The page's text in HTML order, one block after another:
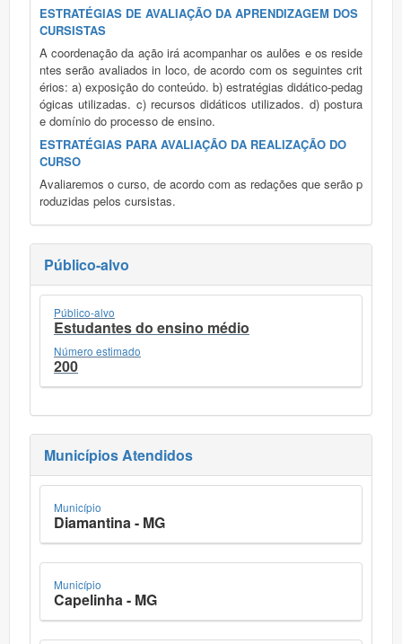
ESTRATÉGIAS DE AVALIAÇÃO DA APRENDIZAGEM DOS
CURSISTAS
A coordenação da ação irá acompanhar os aulões e os reside
ntes serão avaliados in loco, de acordo com os seguintes crit
érios: a) exposição do conteúdo. b) estratégias didático-pedag
ógicas utilizadas. c) recursos didáticos utilizados. d) postura
e domínio do processo de ensino.
ESTRATÉGIAS PARA AVALIAÇÃO DA REALIZAÇÃO DO
CURSO
Avaliaremos o curso, de acordo com as redações que serão p
roduzidas pelos cursistas.
Público-alvo
Público-alvo
Estudantes do ensino médio
Número estimado
200
Municípios Atendidos
Município
Diamantina - MG
Município
Capelinha - MG